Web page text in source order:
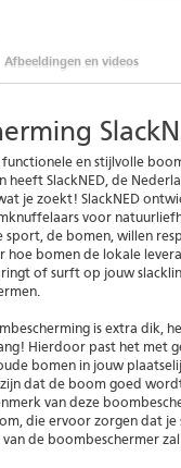
Afbeeldingen en videos
functionele en stijlvolle
heeft SlackNED, de
je zoekt! SlackNED
voor
sport, de bomen, willen
hoe bomen de lokale
of surft op jouw
is extra dik,
Hierdoor past het met
bomen in jouw
dat de boom goed
van deze
die ervoor zorgen dat je
de boombeschermer